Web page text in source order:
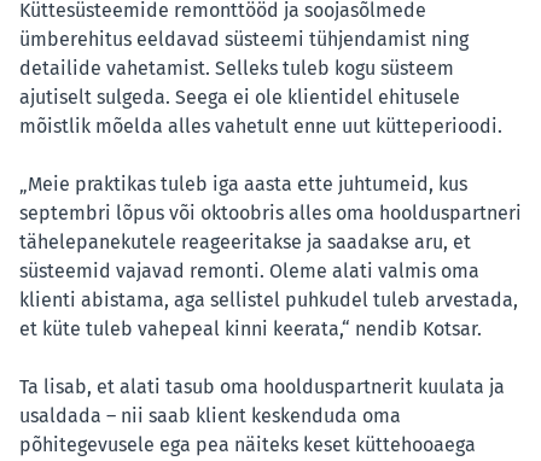
Küttesüsteemide remonttööd ja soojasõlmede
ümberehitus eeldavad süsteemi tühjendamist ning
detailide vahetamist. Selleks tuleb kogu süsteem
ajutiselt sulgeda. Seega ei ole klientidel ehitusele
mõistlik mõelda alles vahetult enne uut kütteperioodi.
„Meie praktikas tuleb iga aasta ette juhtumeid, kus
septembri lõpus või oktoobris alles oma hoolduspartneri
tähelepanekutele reageeritakse ja saadakse aru, et
süsteemid vajavad remonti. Oleme alati valmis oma
klienti abistama, aga sellistel puhkudel tuleb arvestada,
et küte tuleb vahepeal kinni keerata,“ nendib Kotsar.
Ta lisab, et alati tasub oma hoolduspartnerit kuulata ja
usaldada – nii saab klient keskenduda oma
põhitegevusele ega pea näiteks keset küttehooaega